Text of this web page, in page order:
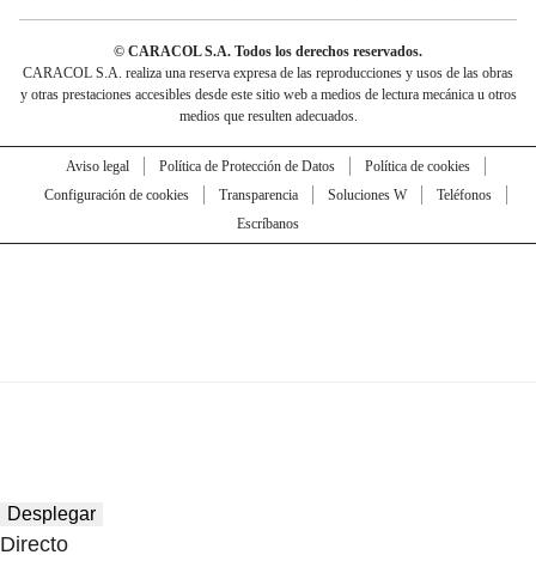
© CARACOL S.A. Todos los derechos reservados.
CARACOL S.A. realiza una reserva expresa de las reproducciones y usos de las obras
y otras prestaciones accesibles desde este sitio web a medios de lectura mecánica u otros
medios que resulten adecuados.
Aviso legal Política de Protección de Datos
Política de cookies
Configuración de cookies
Transparencia Soluciones W
Teléfonos
Escríbanos
Desplegar
Directo